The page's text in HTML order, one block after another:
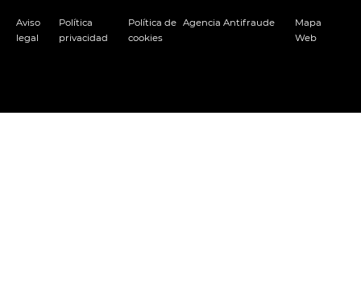
Aviso
legal
Política
privacidad
Política de
cookies
Agencia Antifraude
Mapa
Web